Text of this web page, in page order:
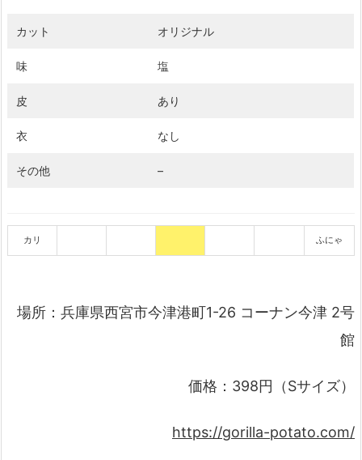
カット オリジナル
味 塩
皮 あり
衣 なし
その他 –
カリ ふにゃ
場所：兵庫県西宮市今津港町1-26 コーナン今津 2号
館
価格：398円（Sサイズ）
https://gorilla-potato.com/